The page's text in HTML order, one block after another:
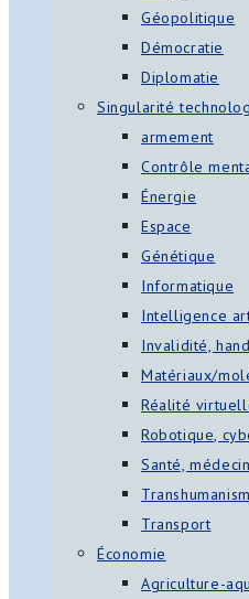
Géopolitique
Démocratie
Diplomatie
Singularité
armement
Contrôle
Énergie
Espace
Génétique
Informatique
Intelligence
Invalidité,
Matériaux/
Réalité
Robotique,
Santé,
Transport
Économie
Agriculture-